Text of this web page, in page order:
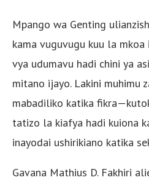
Mpango wa Genting
kama vuguvugu kuu la
vya udumavu hadi chini ya
mitano ijayo. Lakini muhimu
mabadiliko katika
tatizo la kiafya hadi kuiona
inayodai ushirikiano katika
Gavana Mathius D. Fakhiri